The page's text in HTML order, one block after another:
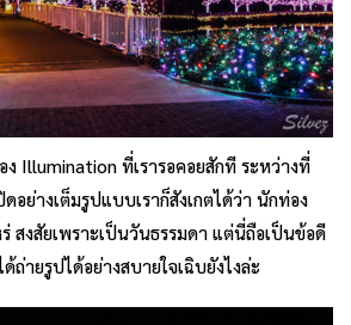
ง Illumination ที่เรารอคอยสักที ระหว่างที่
อย่างเต็มรูปแบบเราก็สังเกตได้ว่า นักท่อง
สงสัยเพราะเป็นวันธรรมดา แต่นี่ถือเป็นข้อดี
ถ่ายรูปได้อย่างสบายใจเฉิบยังไงล่ะ